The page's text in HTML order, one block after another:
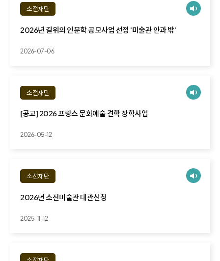
소전재단
2026년 길위의 인문학 공모사업 선정 '미술관 안과 밖'
2026-07-06
소전재단
[공고] 2026 프랑스 문화예술 견학 장학사업
2026-05-12
소전재단
2026년 소전미술관 대관신청
2025-11-12